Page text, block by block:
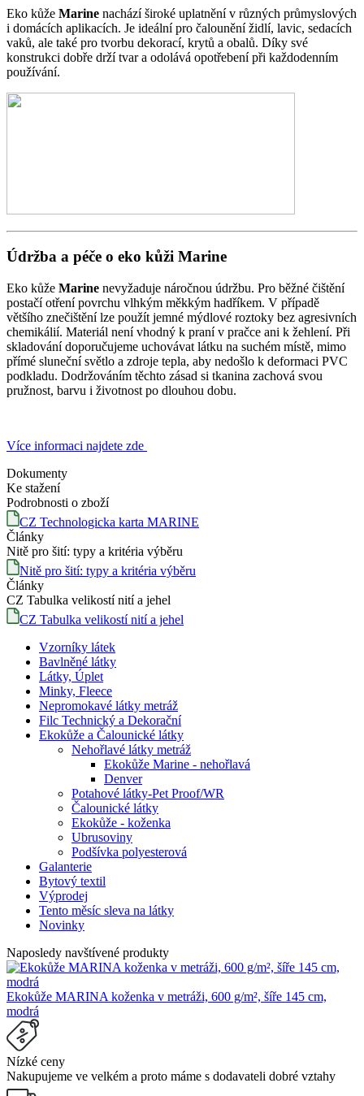
Eko kůže Marine nachází široké uplatnění v různých průmyslových
i domácích aplikacích. Je ideální pro čalounění židlí, lavic, sedacích
vaků, ale také pro tvorbu dekorací, krytů a obalů. Díky své
konstrukci dobře drží tvar a odolává opotřebení při každodenním
používání.
Údržba a péče o eko kůži Marine
Eko kůže Marine nevyžaduje náročnou údržbu. Pro běžné čištění
postačí otření povrchu vlhkým měkkým hadříkem. V případě
většího znečištění lze použít jemné mýdlové roztoky bez agresivních
chemikálií. Materiál není vhodný k praní v pračce ani k žehlení. Při
skladování doporučujeme uchovávat látku na suchém místě, mimo
přímé sluneční světlo a zdroje tepla, aby nedošlo k deformaci PVC
podkladu. Dodržováním těchto zásad si tkanina zachová svou
pružnost, barvu i životnost po dlouhou dobu.
Více informaci najdete zde
Dokumenty
Ke stažení
Podrobnosti o zboží
CZ Technologicka karta MARINE
Články
Nitě pro šití: typy a kritéria výběru
Nitě pro šití: typy a kritéria výběru
Články
CZ Tabulka velikostí nití a jehel
CZ Tabulka velikostí nití a jehel
Vzorníky látek
Bavlněné látky
Látky, Úplet
Minky, Fleece
Nepromokavé látky metráž
Filc Technický a Dekorační
Ekokůže a Čalounické látky
Nehořlavé látky metráž
Ekokůže Marine - nehořlavá
Denver
Potahové látky-Pet Proof/WR
Čalounické látky
Ekokůže - koženka
Ubrusoviny
Podšívka polyesterová
Galanterie
Bytový textil
Výprodej
Tento měsíc sleva na látky
Novinky
Naposledy navštívené produkty
Ekokůže MARINA koženka v metráži, 600 g/m², šíře 145 cm,
modrá
Nízké ceny
Nakupujeme ve velkém a proto máme s dodavateli dobré vztahy